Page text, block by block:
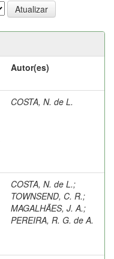
Autor(es)
COSTA, N. de L.
COSTA, N. de L.;
TOWNSEND, C. R.;
MAGALHÃES, J. A.;
PEREIRA, R. G. de A.